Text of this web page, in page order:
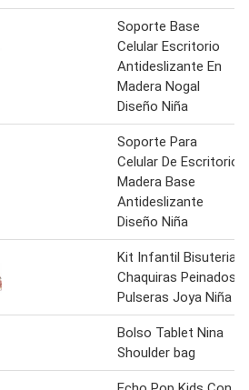
Soporte Base
Celular Escritorio
Antideslizante En
Madera Nogal
Diseño Niña
Soporte Para
Celular De Escritorio
Madera Base
Antideslizante
Diseño Niña
Kit Infantil Bisuteria
Chaquiras Peinados
Pulseras Joya Niña
Bolso Tablet Nina
Shoulder bag